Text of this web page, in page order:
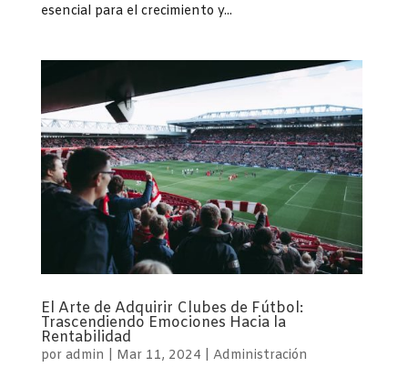
esencial para el crecimiento y...
El Arte de Adquirir Clubes de Fútbol:
Trascendiendo Emociones Hacia la
Rentabilidad
por admin Mar 11, 2024
Administración